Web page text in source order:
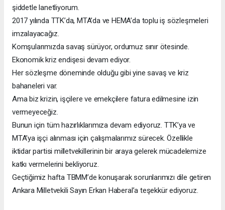
şiddetle lanetliyorum.
2017 yılında TTK’da, MTA’da ve HEMA’da toplu iş sözleşmeleri
imzalayacağız.
Komşularımızda savaş sürüyor, ordumuz sınır ötesinde.
Ekonomik kriz endişesi devam ediyor.
Her sözleşme döneminde olduğu gibi yine savaş ve kriz
bahaneleri var.
Ama biz krizin, işçilere ve emekçilere fatura edilmesine izin
vermeyeceğiz.
Bunun için tüm hazırlıklarımıza devam ediyoruz. TTK’ya ve
MTA’ya işçi alınması için çalışmalarımız sürecek. Özellikle
iktidar partisi milletvekillerinin bir araya gelerek mücadelemize
katkı vermelerini bekliyoruz.
Geçtiğimiz hafta TBMM’de konuşarak sorunlarımızı dile getiren
Ankara Milletvekili Sayın Erkan Haberal’a teşekkür ediyoruz.